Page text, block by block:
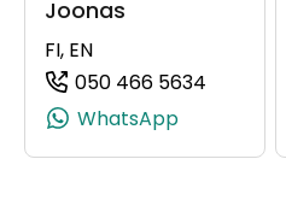
Joonas
FI, EN
050 466 5634
WhatsApp